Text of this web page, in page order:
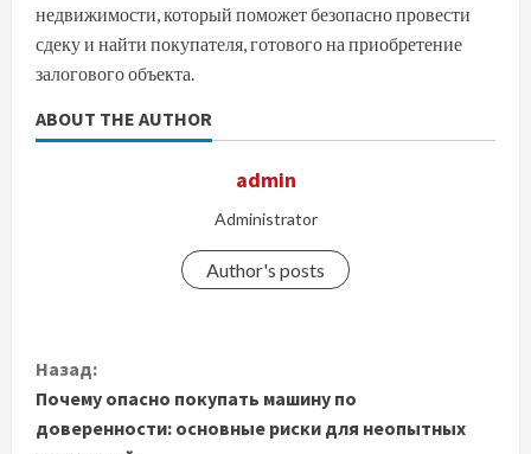
недвижимости, который поможет безопасно провести
сдеку и найти покупателя, готового на приобретение
залогового объекта.
ABOUT THE AUTHOR
admin
Administrator
Author's posts
П
р
Назад:
Почему опасно покупать машину по
доверенности: основные риски для неопытных